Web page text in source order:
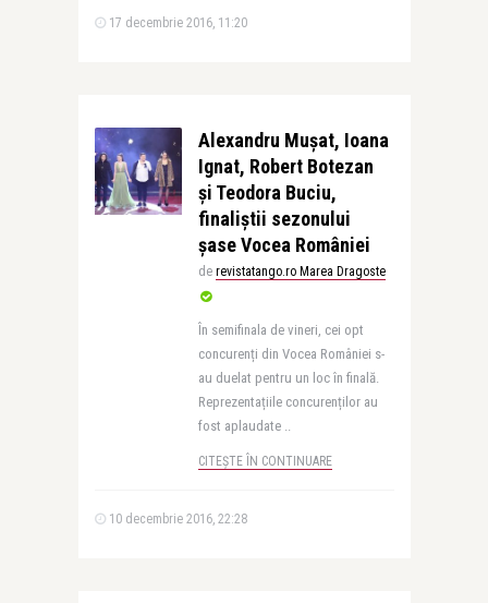
17 decembrie 2016, 11:20
Alexandru Mușat, Ioana
Ignat, Robert Botezan
și Teodora Buciu,
finaliștii sezonului
șase Vocea României
de revistatango.ro Marea Dragoste
În semifinala de vineri, cei opt
concurenți din Vocea României s-
au duelat pentru un loc în finală.
Reprezentațiile concurenților au
fost aplaudate ..
CITEȘTE ÎN CONTINUARE
10 decembrie 2016, 22:28